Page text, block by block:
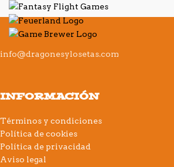
info@dragonesylosetas.com
INFORMACIÓN
Términos y condiciones
Política de cookies
Política de privacidad
Aviso legal